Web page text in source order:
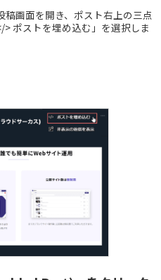
画面を開き、 ポスト右上の三点
> ポストを埋め込む」を選択しま